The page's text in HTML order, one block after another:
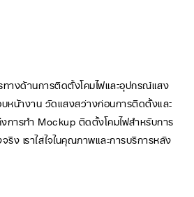
างด้านการติดตั้งโคมไฟและอุปกรณ์แสง
บหน้างาน วัดแสงสว่างก่อนการติดตั้งและ
การทำ Mockup ติดตั้งโคมไฟสำหรับการ
ง เราใส่ใจในคุณภาพและการบริการหลัง